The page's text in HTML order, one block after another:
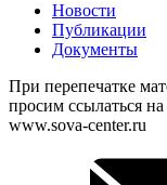
Новости
Публикации
Документы
При перепечатке
просим ссылаться
www.sova-center.ru